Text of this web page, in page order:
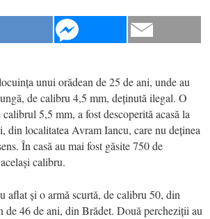
unui orădean de 25 de ani, unde au
de calibru 4,5 mm, deținută ilegal. O
5,5 mm, a fost descoperită acasă la
din localitatea Avram Iancu, care nu deținea
În casă au mai fost găsite 750 de
calibru.
aflat și o armă scurtă, de calibru 50, din
de 46 de ani, din Brădet. Două percheziții au